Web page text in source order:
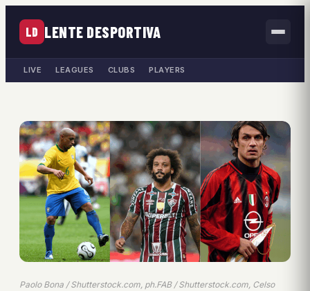
LD LENTE DESPORTIVA
LIVE LEAGUES CLUBS PLAYERS
Paolo Bona / Shutterstock.com, ph.FAB / Shutterstock.com, Celso